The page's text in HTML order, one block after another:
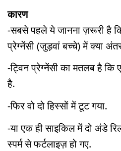
कारण
-सबसे पहले ये जानना ज़रूरी है
प्रेग्नेंसी (जुड़वां बच्चे) में क्या
-ट्विन प्रेग्नेंसी का मतलब है
है.
-फिर वो दो हिस्सों में टूट गया.
-या एक ही साइकिल में दो अंडे
स्पर्म से फर्टलाइज़ हो गए.